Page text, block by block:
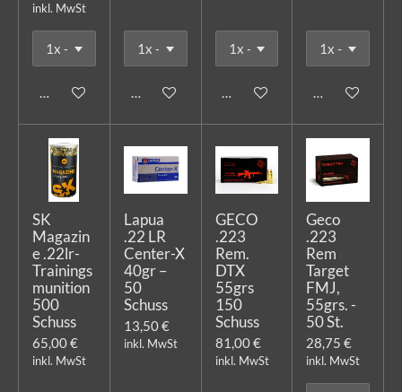
inkl. MwSt
In den WarenkorbIn den WarenkorbIn den WarenkorbIn den
SK
Magazin
e .22lr-
Trainings
munition
500
Schuss
65,00 €
inkl. MwSt
Lapua
.22 LR
Center-X
40gr –
50
Schuss
13,50 €
inkl. MwSt
GECO
.223
Rem.
DTX
55grs
150
Schuss
81,00 €
inkl. MwSt
Geco
.223
Rem
Target
FMJ,
55grs. -
50 St.
28,75 €
inkl. MwSt